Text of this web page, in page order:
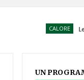
Le
UN